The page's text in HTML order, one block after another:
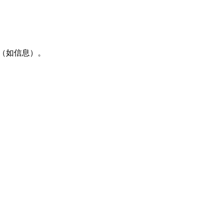
信息）。